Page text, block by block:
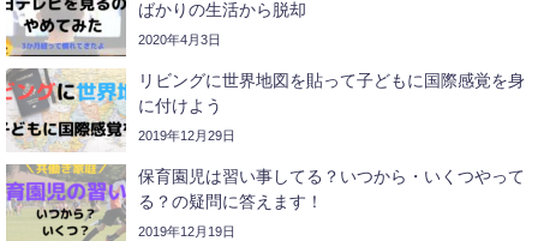
ばかりの生活から脱却
2020年4月3日
リビングに世界地図を貼って子どもに国際感覚を身
に付けよう
2019年12月29日
保育園児は習い事してる？いつから・いくつやって
る？の疑問に答えます！
2019年12月19日